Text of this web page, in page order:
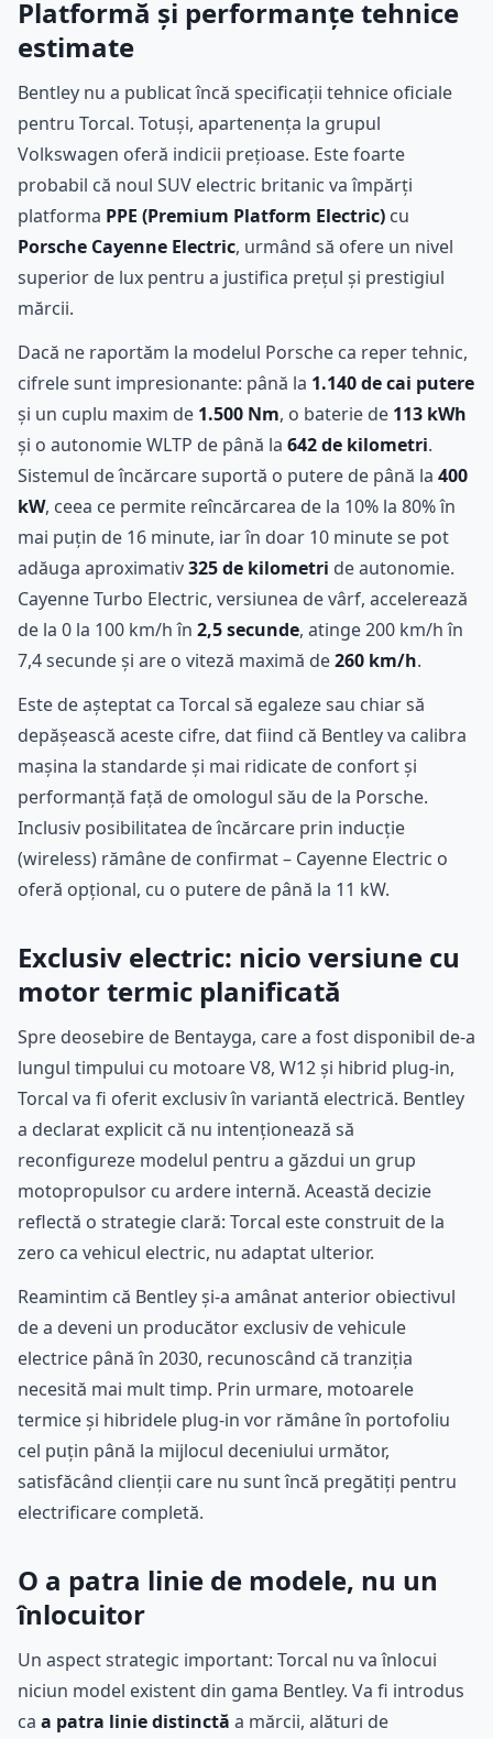
Platformă și performanțe tehnice
estimate
Bentley nu a publicat încă specificații tehnice oficiale
pentru Torcal. Totuși, apartenența la grupul
Volkswagen oferă indicii prețioase. Este foarte
probabil că noul SUV electric britanic va împărți
platforma PPE (Premium Platform Electric) cu
Porsche Cayenne Electric, urmând să ofere un nivel
superior de lux pentru a justifica prețul și prestigiul
mărcii.
Dacă ne raportăm la modelul Porsche ca reper tehnic,
cifrele sunt impresionante: până la 1.140 de cai putere
și un cuplu maxim de 1.500 Nm, o baterie de 113 kWh
și o autonomie WLTP de până la 642 de kilometri.
Sistemul de încărcare suportă o putere de până la 400
kW, ceea ce permite reîncărcarea de la 10% la 80% în
mai puțin de 16 minute, iar în doar 10 minute se pot
adăuga aproximativ325 de kilometri de autonomie.
Cayenne Turbo Electric, versiunea de vârf, accelerează
de la 0 la 100 km/h în 2,5 secunde, atinge 200 km/h în
7,4 secunde și are o viteză maximă de260 km/h.
Este de așteptat ca Torcal să egaleze sau chiar să
depășească aceste cifre, dat fiind că Bentley va calibra
mașina la standarde și mai ridicate de confort și
performanță față de omologul său de la Porsche.
Inclusiv posibilitatea de încărcare prin inducție
(wireless) rămâne de confirmat – Cayenne Electric o
oferă opțional, cu o putere de până la 11 kW.
Exclusiv electric: nicio versiune cu
motor termic planificată
Spre deosebire de Bentayga, care a fost disponibil de-a
lungul timpului cu motoare V8, W12 și hibrid plug-in,
Torcal va fi oferit exclusiv în variantă electrică. Bentley
a declarat explicit că nu intenționează să
reconfigureze modelul pentru a găzdui un grup
motopropulsor cu ardere internă. Această decizie
reflectă o strategie clară: Torcal este construit de la
zero ca vehicul electric, nu adaptat ulterior.
Reamintim că Bentley și-a amânat anterior obiectivul
de a deveni un producător exclusiv de vehicule
electrice până în 2030, recunoscând că tranziția
necesită mai mult timp. Prin urmare, motoarele
termice și hibridele plug-in vor rămâne în portofoliu
cel puțin până la mijlocul deceniului următor,
satisfăcând clienții care nu sunt încă pregătiți pentru
electrificare completă.
O a patra linie de modele, nu un
înlocuitor
Un aspect strategic important: Torcal nu va înlocui
niciun model existent din gama Bentley. Va fi introdus
ca a patra linie distinctă a mărcii, alături de